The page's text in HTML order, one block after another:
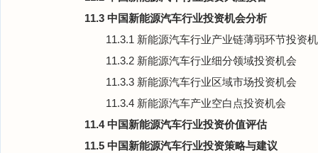
11.3 中国新能源汽车行业投资机会分析
11.3.1 新能源汽车行业产业链薄弱环节投资
11.3.2 新能源汽车行业细分领域投资机会
11.3.3 新能源汽车行业区域市场投资机会
11.3.4 新能源汽车产业空白点投资机会
11.4 中国新能源汽车行业投资价值评估
11.5 中国新能源汽车行业投资策略与建议